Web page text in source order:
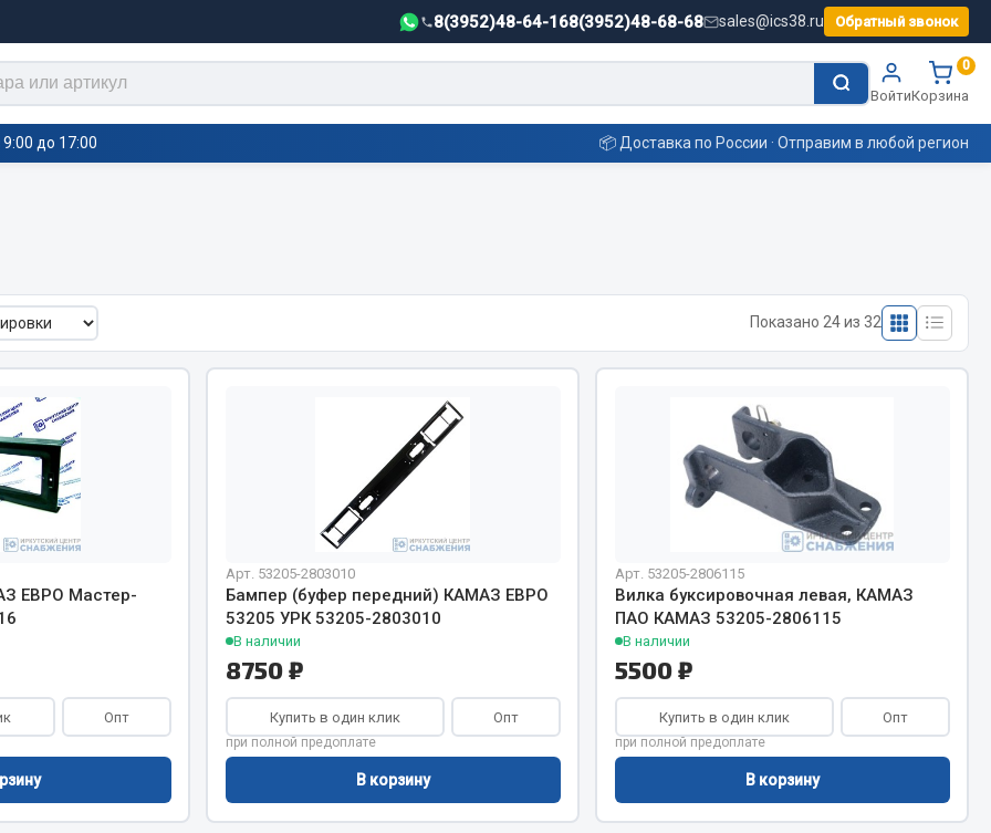
8(3952)48-64-168(3952)48-68-68 sales@ics38.ru Обратный звонок
Войти
0
Корзина
воздушные отопители
подогреватели
тосола
Вентиляторы кабины
Весь раздел
Масла
Охладжающие жидкости
Весь раздел
переходники
Измерительный инструмент
Крепежный инструмент
Режущий инструмент
Цепи подъёмные
Весь раздел
до 17:00 📦 Доставка по России · Отправим в любой регион
Показано 24 из 32
ЕВРО Мастер-
Опт
Арт. 53205-2803010
Бампер (буфер передний) КАМАЗ ЕВРО
53205 УРК 53205-2803010
В наличии
8750 ₽
Купить в один клик Опт
при полной предоплате
В корзину
Арт. 53205-2806115
Вилка буксировочная левая, КАМАЗ
ПАО КАМАЗ 53205-2806115
В наличии
5500 ₽
Купить в один клик Опт
при полной предоплате
В корзину